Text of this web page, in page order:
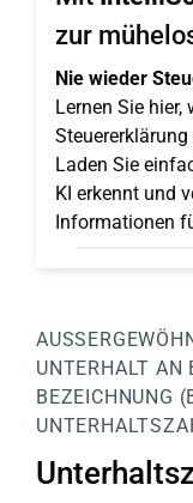
zur
Nie wieder
Lernen Sie hier,
Laden Sie
KI erkennt und
Informationen
UNTERHALT AN
BEZEICHNUNG